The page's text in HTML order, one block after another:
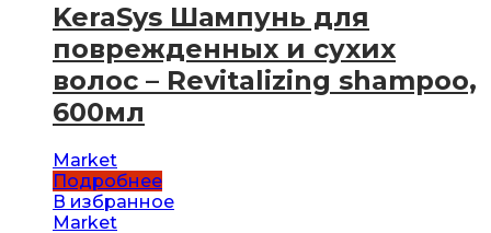
KeraSys Шампунь для
поврежденных и сухих
волос – Revitalizing shampoo,
600мл
Market
Подробнее
В избранное
Market